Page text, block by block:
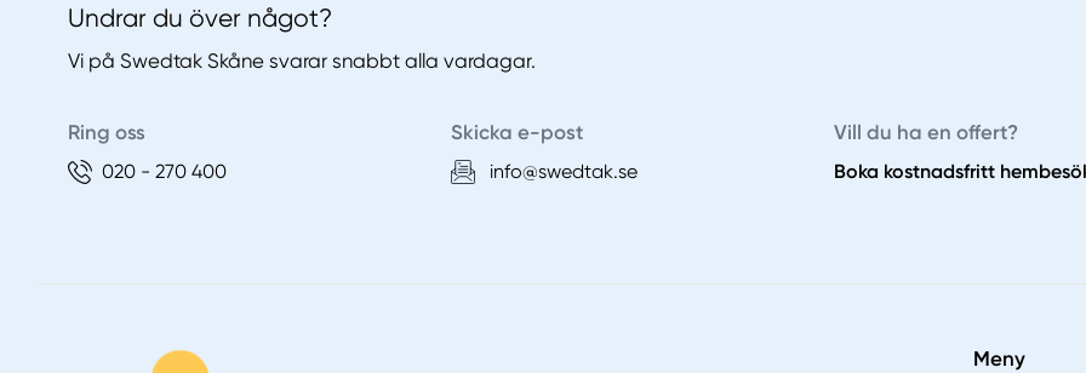
Undrar du över något?
Vi på Swedtak Skåne svarar snabbt alla vardagar.
Ring oss
020 - 270 400
Skicka e-post
info@swedtak.se
Vill du ha en offert?
Boka kostnadsfritt
Meny